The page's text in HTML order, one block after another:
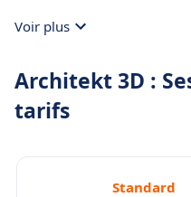
Voir plus
Architekt 3D :
tarifs
Standard